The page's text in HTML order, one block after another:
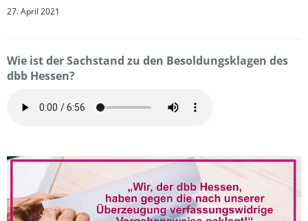
27. April 2021
Wie ist der Sachstand zu den Besoldungsklagen des
dbb Hessen?